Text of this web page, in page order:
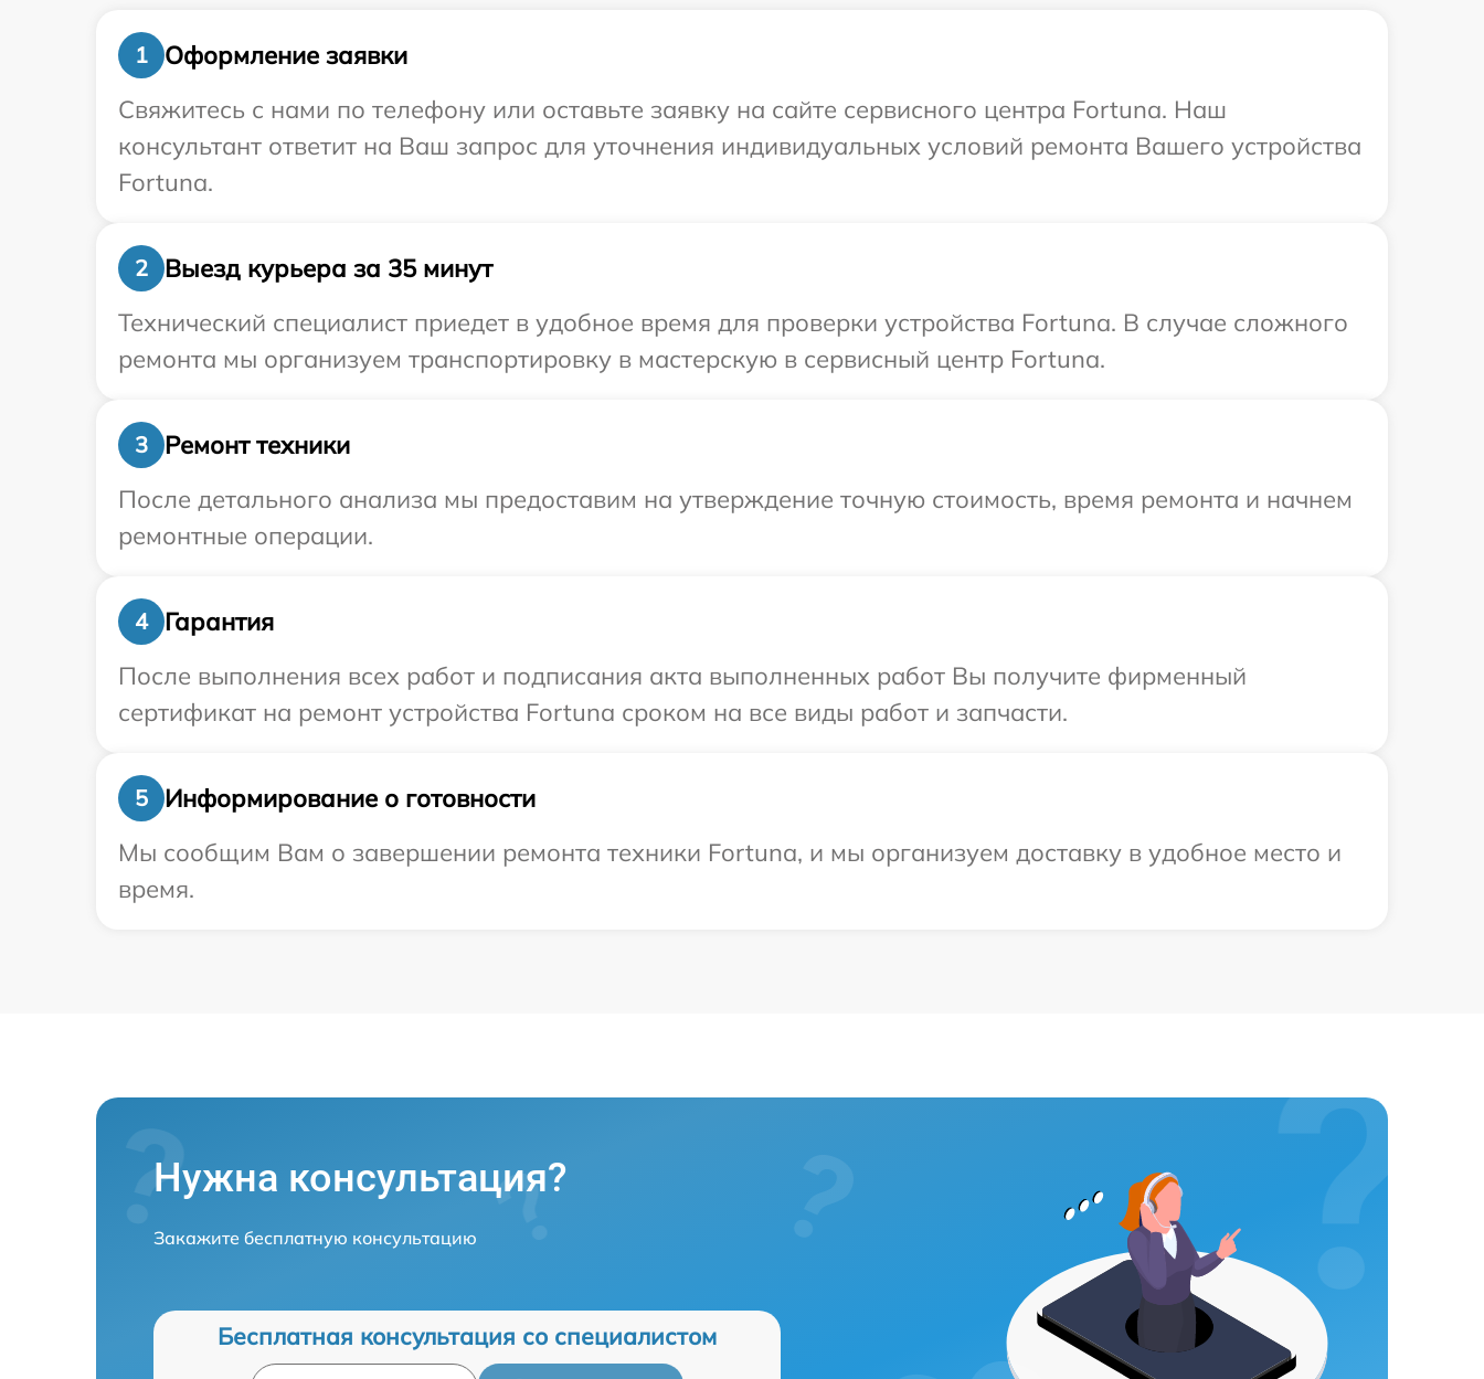
1
Оформление заявки
Свяжитесь с нами по телефону или оставьте заявку на сайте сервисного центра Fortuna. Наш
консультант ответит на Ваш запрос для уточнения индивидуальных условий ремонта Вашего устройства
Fortuna.
2
Выезд курьера за 35 минут
Технический специалист приедет в удобное время для проверки устройства Fortuna. В случае сложного
ремонта мы организуем транспортировку в мастерскую в сервисный центр Fortuna.
3
Ремонт техники
После детального анализа мы предоставим на утверждение точную стоимость, время ремонта и начнем
ремонтные операции.
4
Гарантия
После выполнения всех работ и подписания акта выполненных работ Вы получите фирменный
сертификат на ремонт устройства Fortuna сроком на все виды работ и запчасти.
5
Информирование о готовности
Мы сообщим Вам о завершении ремонта техники Fortuna, и мы организуем доставку в удобное место и
время.
Нужна консультация?
Закажите бесплатную консультацию
Бесплатная консультация со специалистом